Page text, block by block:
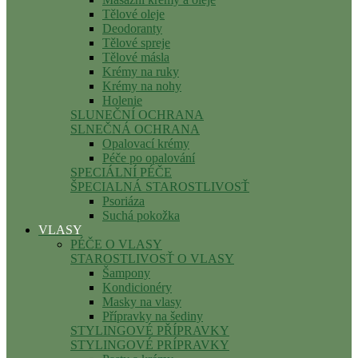
Tělové oleje
Deodoranty
Tělové spreje
Tělové másla
Krémy na ruky
Krémy na nohy
Holenie
SLUNEČNÍ OCHRANA
SLNEČNÁ OCHRANA
Opalovací krémy
Péče po opalování
SPECIÁLNÍ PÉČE
ŠPECIALNÁ STAROSTLIVOSŤ
Psoriáza
Suchá pokožka
VLASY
PÉČE O VLASY
STAROSTLIVOSŤ O VLASY
Šampony
Kondicionéry
Masky na vlasy
Přípravky na šediny
STYLINGOVÉ PŘÍPRAVKY
STYLINGOVÉ PRÍPRAVKY